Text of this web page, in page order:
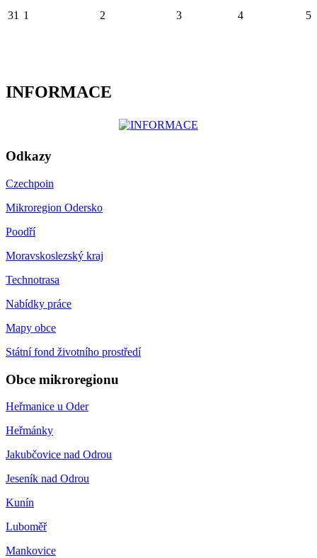
31 1 2 3 4 5
INFORMACE
Odkazy
Czechpoin
Mikroregion Odersko
Poodří
Moravskoslezský kraj
Technotrasa
Nabídky práce
Mapy obce
Státní fond životního prostředí
Obce mikroregionu
Heřmanice u Oder
Heřmánky
Jakubčovice nad Odrou
Jeseník nad Odrou
Kunín
Luboměř
Mankovice